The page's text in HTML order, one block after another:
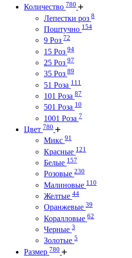
Количество 780
Лепестки роз 8
Поштучно 154
9 Роз 72
15 Роз 94
25 Роз 97
35 Роз 89
51 Роза 111
101 Роза 87
501 Роза 10
1001 Роза 7
Цвет 780
Микс 91
Красные 121
Белые 157
Розовые 230
Малиновые 110
Желтые 44
Оранжевые 39
Коралловые 62
Черные 3
Золотые 5
Размер 780